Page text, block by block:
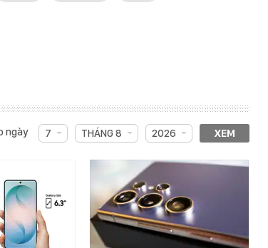
ngày 7 THÁNG 8 2026 XEM